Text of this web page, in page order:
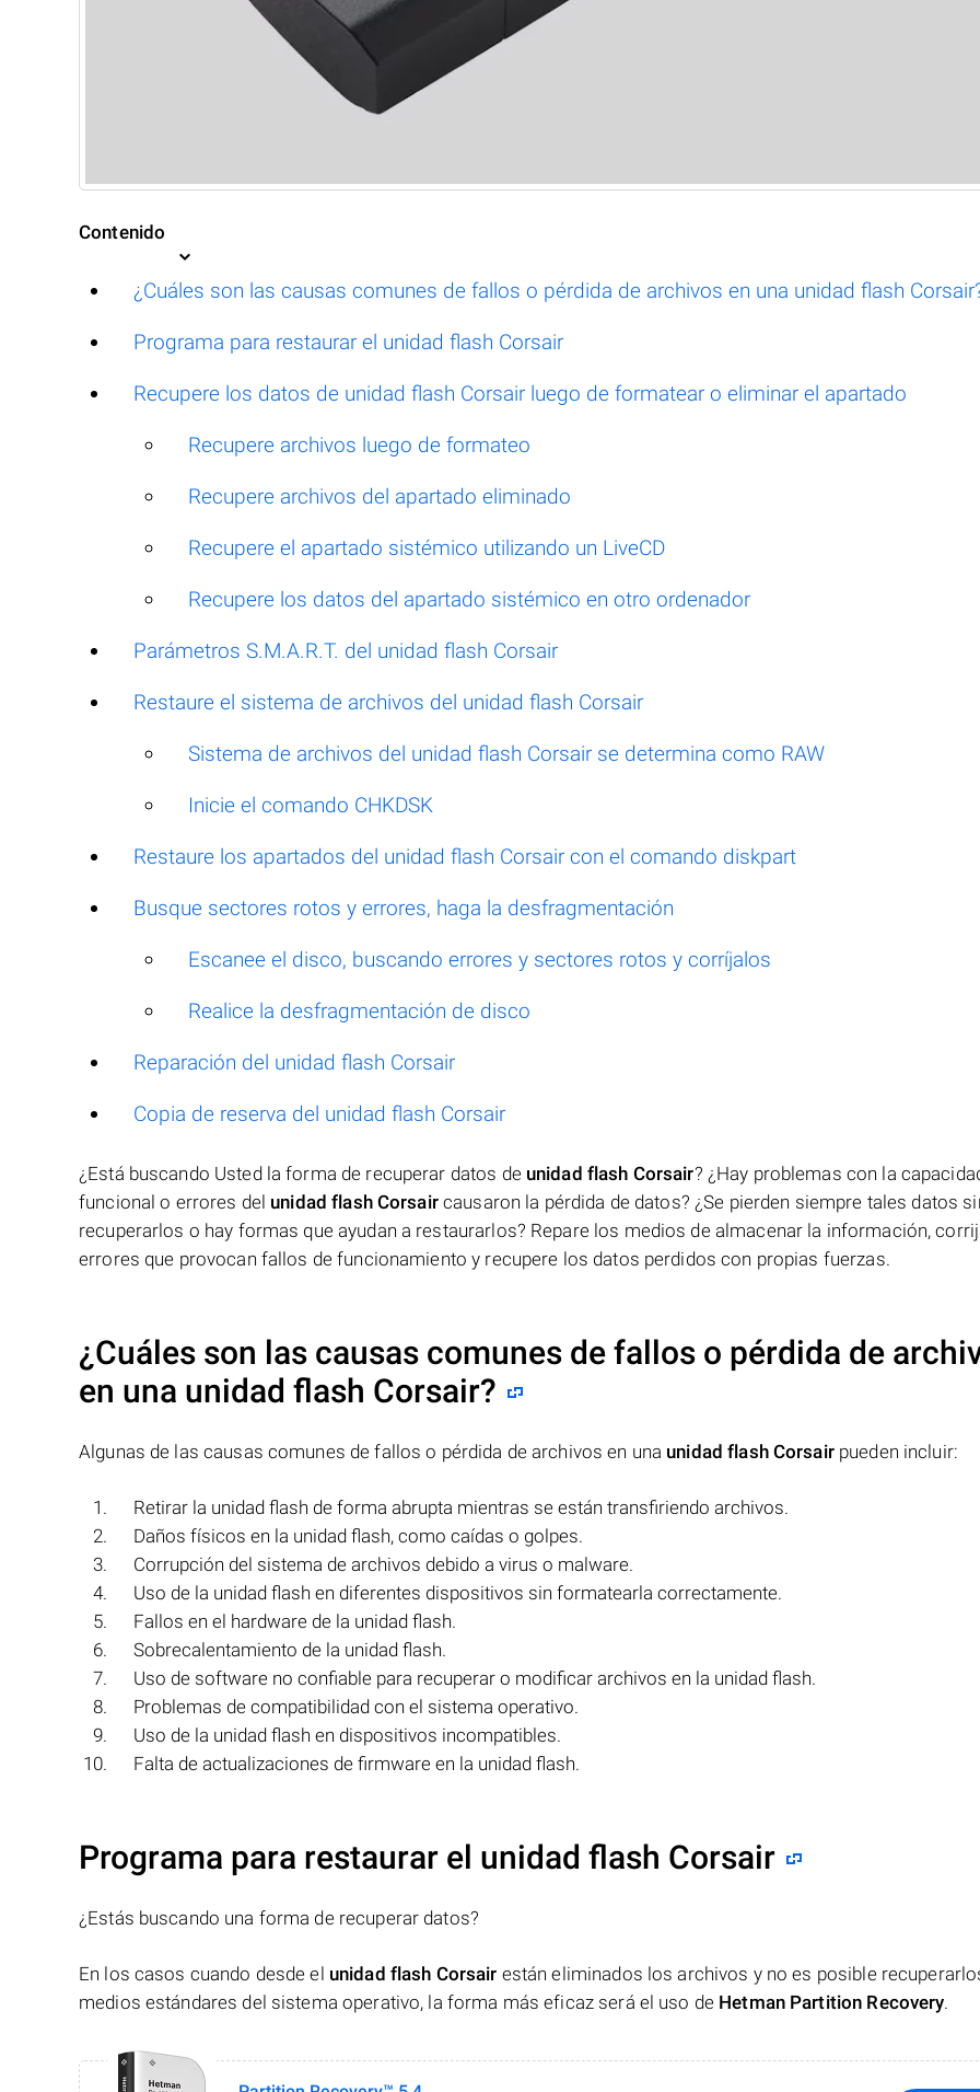
Contenido
¿Cuáles son las causas comunes de fallos o pérdida de archivos en una unidad flash
Programa para restaurar el unidad flash Corsair
Recupere los datos de unidad flash Corsair luego de formatear o eliminar el apartado
Recupere archivos luego de formateo
Recupere archivos del apartado eliminado
Recupere el apartado sistémico utilizando un LiveCD
Recupere los datos del apartado sistémico en otro ordenador
Parámetros S.M.A.R.T. del unidad flash Corsair
Restaure el sistema de archivos del unidad flash Corsair
Sistema de archivos del unidad flash Corsair se determina como RAW
Inicie el comando CHKDSK
Restaure los apartados del unidad flash Corsair con el comando diskpart
Busque sectores rotos y errores, haga la desfragmentación
Escanee el disco, buscando errores y sectores rotos y corríjalos
Realice la desfragmentación de disco
Reparación del unidad flash Corsair
Copia de reserva del unidad flash Corsair
¿Está buscando Usted la forma de recuperar datos de unidad flash Corsair? ¿Hay problemas con la
funcional o errores del unidad flash Corsaircausaron la pérdida de datos? ¿Se pierden siempre tales datos
recuperarlos o hay formas que ayudan a restaurarlos? Repare los medios de almacenar la información,
errores que provocan fallos de funcionamiento y recupere los datos perdidos con propias fuerzas.
¿Cuáles son las causas comunes de fallos o pérdida de
en una unidad flash Corsair?
Algunas de las causas comunes de fallos o pérdida de archivos en una unidad flash Corsairpueden incluir:
Retirar la unidad flash de forma abrupta mientras se están transfiriendo archivos.
Daños físicos en la unidad flash, como caídas o golpes.
Corrupción del sistema de archivos debido a virus o malware.
Uso de la unidad flash en diferentes dispositivos sin formatearla correctamente.
Fallos en el hardware de la unidad flash.
Sobrecalentamiento de la unidad flash.
Uso de software no confiable para recuperar o modificar archivos en la unidad flash.
Problemas de compatibilidad con el sistema operativo.
Uso de la unidad flash en dispositivos incompatibles.
Falta de actualizaciones de firmware en la unidad flash.
Programa para restaurar el unidad flash Corsair
¿Estás buscando una forma de recuperar datos?
En los casos cuando desde el unidad flash Corsair están eliminados los archivos y no es posible
medios estándares del sistema operativo, la forma más eficaz será el uso de Hetman Partition Recovery.